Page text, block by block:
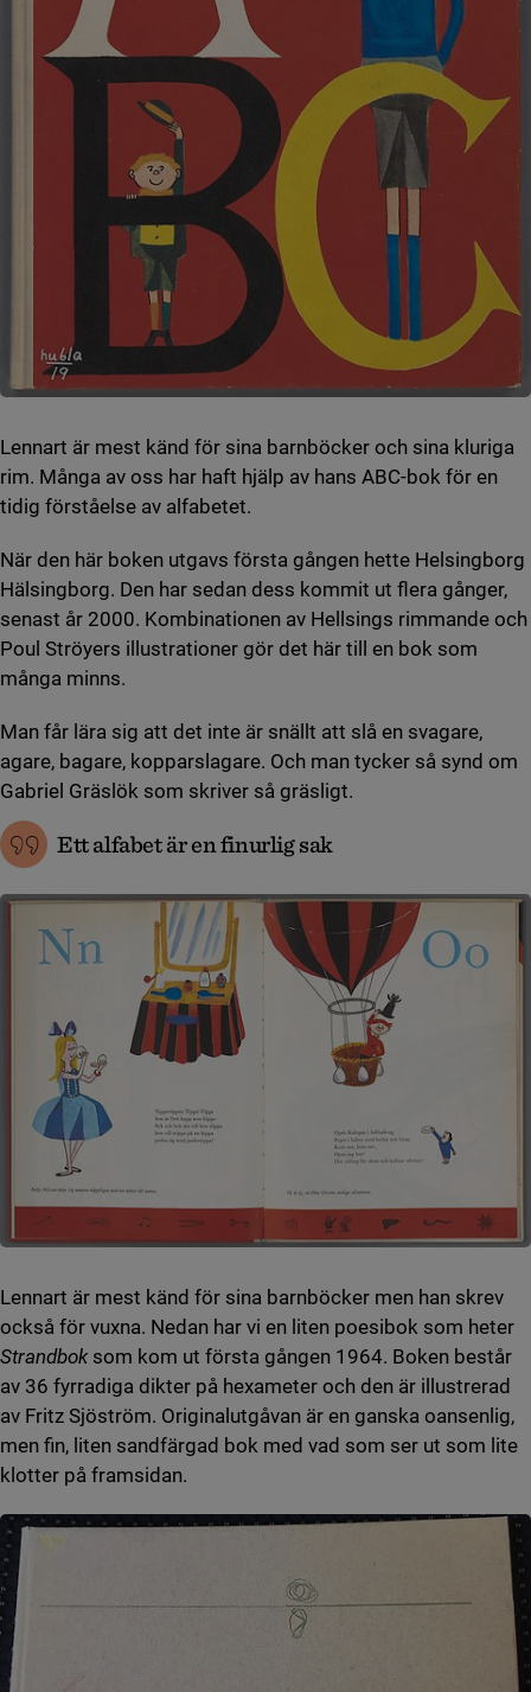
Lennart är mest känd för sina barnböcker och sina kluriga
rim. Många av oss har haft hjälp av hans ABC-bok för en
tidig förståelse av alfabetet.
När den här boken utgavs första gången hette Helsingborg
Hälsingborg. Den har sedan dess kommit ut flera gånger,
senast år 2000. Kombinationen av Hellsings rimmande och
Poul Ströyers illustrationer gör det här till en bok som
många minns.
Man får lära sig att det inte är snällt att slå en svagare,
agare, bagare, kopparslagare. Och man tycker så synd om
Gabriel Gräslök som skriver så gräsligt.
Ett alfabet är en finurlig sak
Lennart är mest känd för sina barnböcker men han skrev
också för vuxna. Nedan har vi en liten poesibok som heter
Strandboksom kom ut första gången 1964. Boken består
av 36 fyrradiga dikter på hexameter och den är illustrerad
av Fritz Sjöström. Originalutgåvan är en ganska oansenlig,
men fin, liten sandfärgad bok med vad som ser ut som lite
klotter på framsidan.